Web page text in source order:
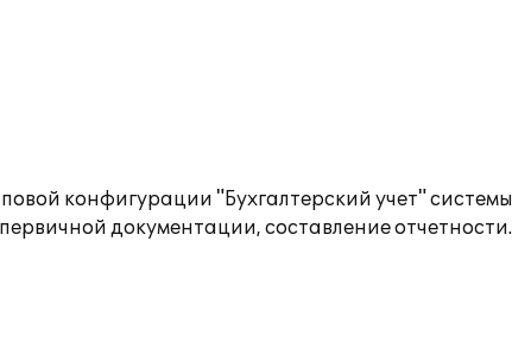
конфигурации "Бухгалтерский учет"
документации, составление отчетности.